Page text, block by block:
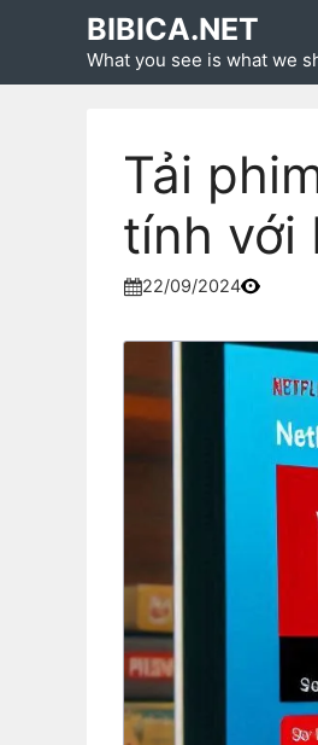
BIBICA.NET
What you see is what we
Tải
tính với
22/09/2024